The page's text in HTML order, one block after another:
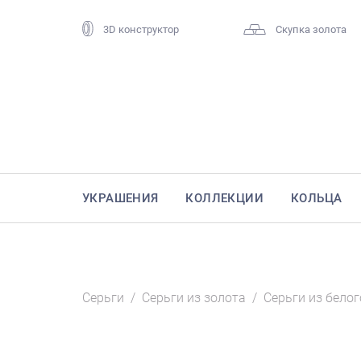
3D конструктор Скупка золота
УКРАШЕНИЯ КОЛЛЕКЦИИ КОЛЬЦА
Серьги / Серьги из золота / Серьги из